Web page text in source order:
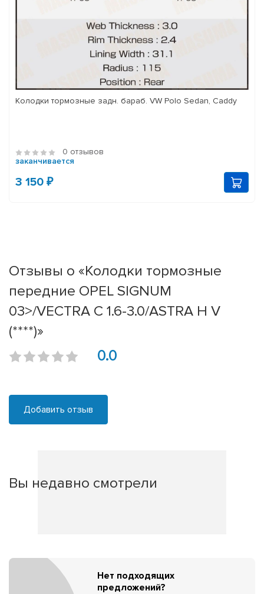
Колодки тормозные задн. бараб. VW Polo Sedan, Caddy
0 отзывов
заканчивается
3 150 ₽
Отзывы о «Колодки тормозные
передние OPEL SIGNUM
03>/VECTRA C 1.6-3.0/ASTRA H V
(****)»
0.0
Добавить отзыв
Вы недавно смотрели
Нет подходящих
предложений?